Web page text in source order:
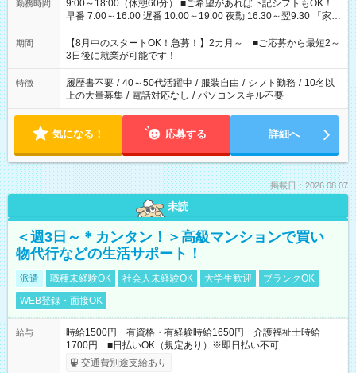
勤務時間
9:00～18:00（休憩60分） ■ご希望があれば下記シフトもOK！
早番 7:00～16:00 遅番 10:00～19:00 夜勤 16:30～翌9:30 「家族
と休みを合わせたい」 「余裕を持って夕飯の準備がしたい」
「できれば残業はしたくない」 など、ご希望を教えてください
ね。 ※Wワーク希望の方へ 今ご覧のお仕事で希望する勤務時間
と、もう1つのお仕事の勤務時間。 合計で週40時間を超える場
合は応募できません。
期間
【8月中のスタートOK！急募！】2カ月～ ■ご応募から最短2～
3日後に就業が可能です！
特徴 履歴書不要 / 40～50代活躍中 / 服装自由 / シフト勤務 / 10名以
上の大量募集 / 電話対応なし / パソコンスキル不要
気になる！ 応募する 詳細へ
掲載日：2026.08.07
未読
＜週3日～＊カンタン！＞高級マンションで買い
物代行などの生活サポート！
派遣 職種未経験OK 社会人未経験OK 大学生歓迎
ブランクOK
WEB登録・面接OK
給与
時給1500円 有資格・有経験時給1650円 介護福祉士時給
1700円 ■日払いOK（規定あり）※即日払い不可
交通費別途支給あり